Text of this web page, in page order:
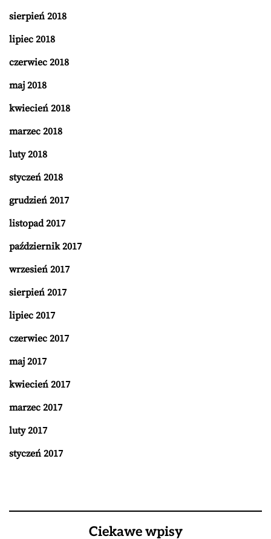
sierpień 2018
lipiec 2018
czerwiec 2018
maj 2018
kwiecień 2018
marzec 2018
luty 2018
styczeń 2018
grudzień 2017
listopad 2017
październik 2017
wrzesień 2017
sierpień 2017
lipiec 2017
czerwiec 2017
maj 2017
kwiecień 2017
marzec 2017
luty 2017
styczeń 2017
Ciekawe wpisy